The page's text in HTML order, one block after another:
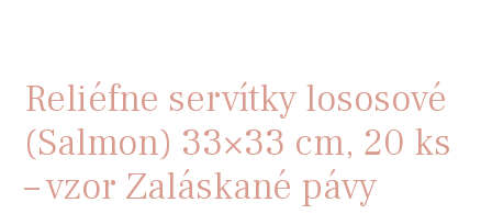
Reliéfne servítky lososové
(Salmon) 33×33 cm, 20 ks
– vzor Zaláskané pávy